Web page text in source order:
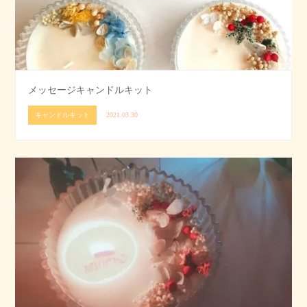
メッセージキャンドルキット
キャンドルキット 2021.03.30